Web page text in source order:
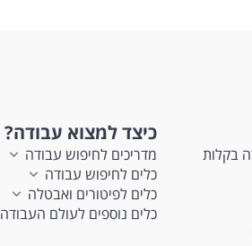
כיצד למצוא עבודה?
מדריכים לחיפוש עבודה
כלים לחיפוש עבודה
כלים לפיטורים ואבטלה
כלים נוספים לעולם העבודה